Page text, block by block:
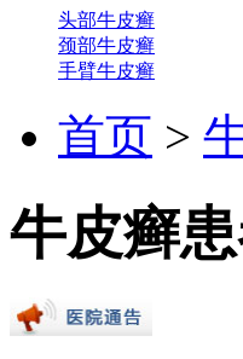
头部牛皮癣
颈部牛皮癣
手臂牛皮癣
首页 >
牛皮癣